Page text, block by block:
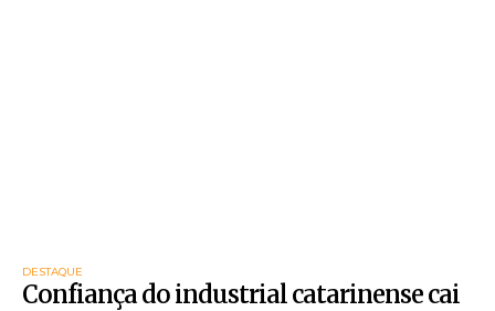
DESTAQUE
Confiança do industrial catarinense cai